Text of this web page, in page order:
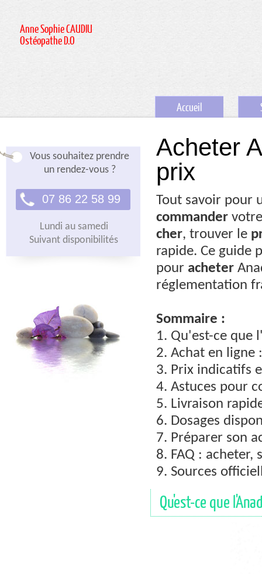
Anne Sophie CAUDIU
Ostéopathe D.O
Accueil
Vous souhaitez prendre
un rendez-vous ?
07 86 22 58 99
Lundi au samedi
Suivant disponibilités
Acheter
prix
Tout savoir pour
commander
cher, trouver le
rapide. Ce guide
pour acheter
réglementation
Sommaire :
1. Qu'est-ce que
2. Achat en ligne
3. Prix indicatifs
4. Astuces pour
5. Livraison
6. Dosages
7. Préparer son
8. FAQ : acheter,
9. Sources
Qu'est-ce que